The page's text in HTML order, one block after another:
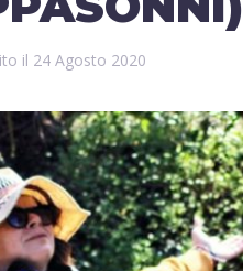
il 24 Agosto 2020